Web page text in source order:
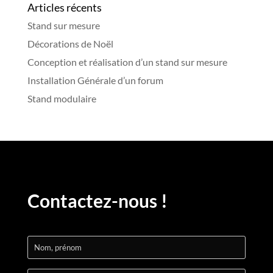
Articles récents
Stand sur mesure
Décorations de Noël
Conception et réalisation d’un stand sur mesure
Installation Générale d’un forum
Stand modulaire
Contactez-nous !